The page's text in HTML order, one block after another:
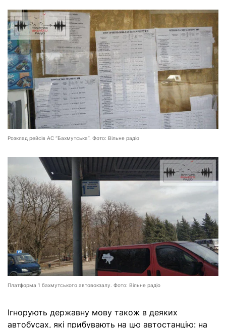
Розклад рейсів АС “Бахмутська”. Фото: Вільне радіо
Платформа 1 бахмутського автовокзалу. Фото: Вільне радіо
Ігнорують державну мову також в деяких
автобусах, які прибувають на цю автостанцію: на